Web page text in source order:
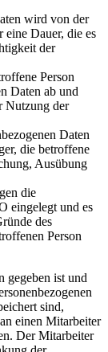
wird von der
eine Dauer, die es
der
Person
Daten ab und
Nutzung der
Daten
die betroffene
Ausübung
die
eingelegt und es
des
Person
gegeben ist und
sind,
einen Mitarbeiter
Der Mitarbeiter